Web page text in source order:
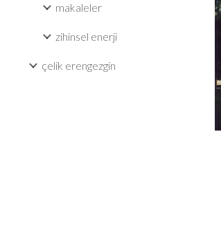
makaleler
zihinsel enerji
çelik erengezgin